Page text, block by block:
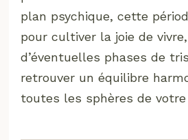
plan psychique, cette
pour cultiver la joie de
d’éventuelles phases de
retrouver un équilibre
toutes les sphères de votre